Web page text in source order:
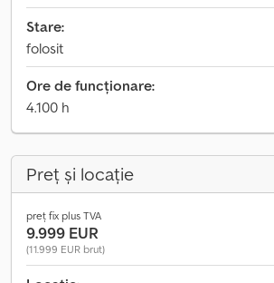
Stare:
folosit
Ore de funcționare:
4.100 h
Preț și locație
preț fix plus TVA
9.999 EUR
(11.999 EUR brut)